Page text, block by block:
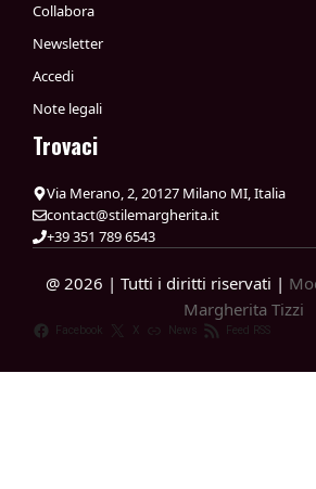
Collabora
Newsletter
Accedi
Note legali
Trovaci
Via Merano, 2, 20127 Milano MI, Italia
contact@stilemargherita.it
+39 351 789 6543
@ 2026 | Tutti i diritti riservati |
Margherita Tizzi
Facebook X News Feed RSS